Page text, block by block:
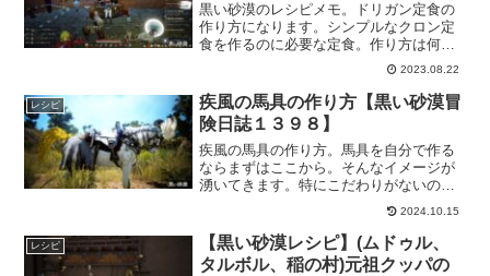
黒い砂漠のレシピメモ。ドリガン定食の
作り方になります。シンプルなクロン定
食を作るのに必要な定食。作り方は何種
類かある内の一つとなるので、ドリガン
定食がないとシンプルなクロン定食が作
れないというわけではありません。あく
までも選択の一つということで。
2023.08.22
レシピ
疾風の馬具の作り方【黒い砂漠冒
険日誌１３９８】
疾風の馬具の作り方。馬具を自分で作る
ならまずはここから。そんなイメージが
湧いてきます。特にこだわりがないので
あれば、まずは「疾風の馬具」が作って
みて、使っていく内に、自分の要望に合
わせた馬具にステップアップしていけば
いいんじゃないでしょうか。
2024.10.15
レシピ
【黒い砂漠レシピ】(ムドゥル、
タルボル、稲の村)元祖クッパの